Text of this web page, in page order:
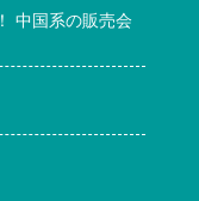
中国系の販売会